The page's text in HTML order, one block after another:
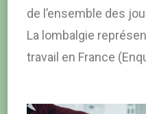
de l’ensemble des
La lombalgie
travail en France